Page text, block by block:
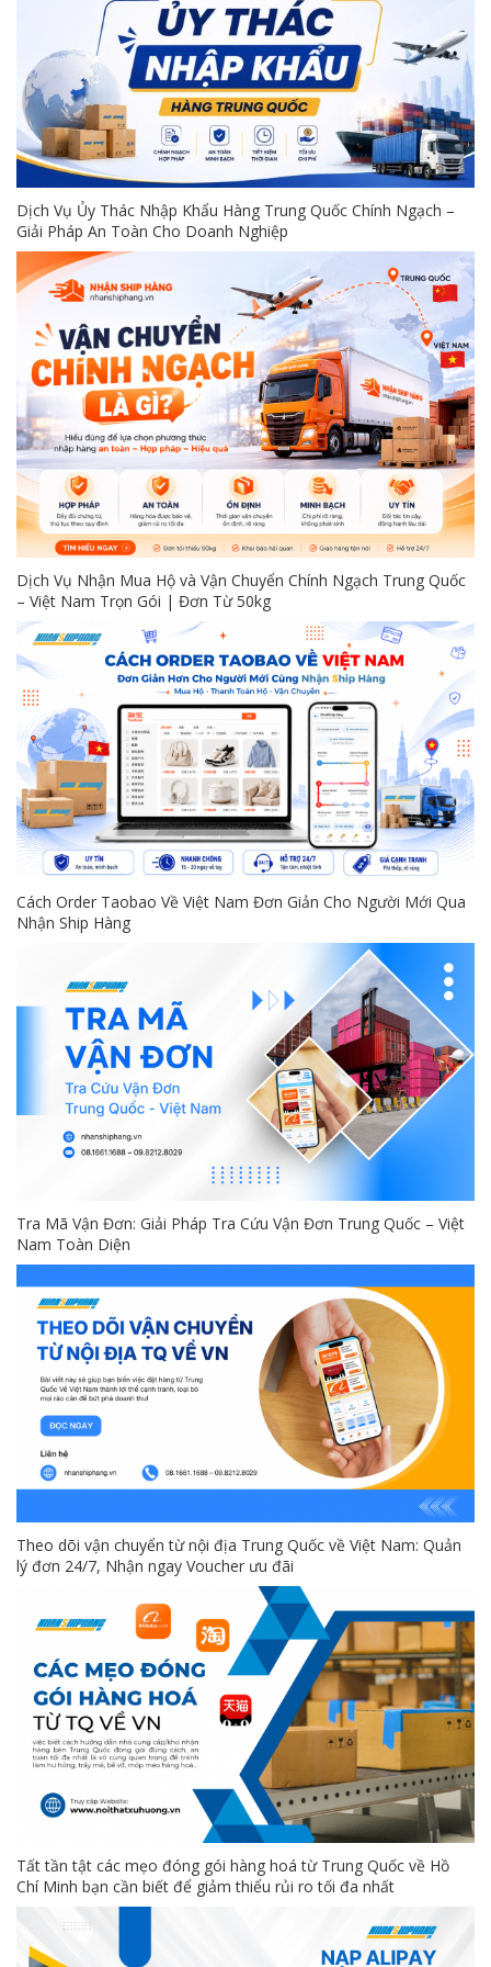
Dịch Vụ Ủy Thác Nhập Khẩu Hàng Trung Quốc Chính Ngạch –
Giải Pháp An Toàn Cho Doanh Nghiệp
Dịch Vụ Nhận Mua Hộ và Vận Chuyển Chính Ngạch Trung Quốc
– Việt Nam Trọn Gói | Đơn Từ 50kg
Cách Order Taobao Về Việt Nam Đơn Giản Cho Người Mới Qua
Nhận Ship Hàng
Tra Mã Vận Đơn: Giải Pháp Tra Cứu Vận Đơn Trung Quốc – Việt
Nam Toàn Diện
Theo dõi vận chuyển từ nội địa Trung Quốc về Việt Nam: Quản
lý đơn 24/7, Nhận ngay Voucher ưu đãi
Tất tần tật các mẹo đóng gói hàng hoá từ Trung Quốc về Hồ
Chí Minh bạn cần biết để giảm thiểu rủi ro tối đa nhất